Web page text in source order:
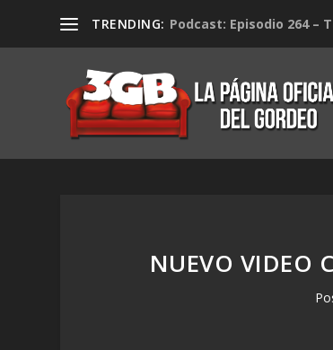
TRENDING: Podcast: Episodio 264 –
NUEVO VIDEO